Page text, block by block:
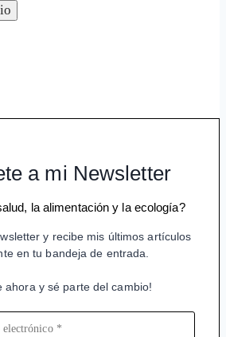
a mi Newsletter
la alimentación y la ecología?
y recibe mis últimos artículos
en tu bandeja de entrada.
ahora y sé parte del cambio!